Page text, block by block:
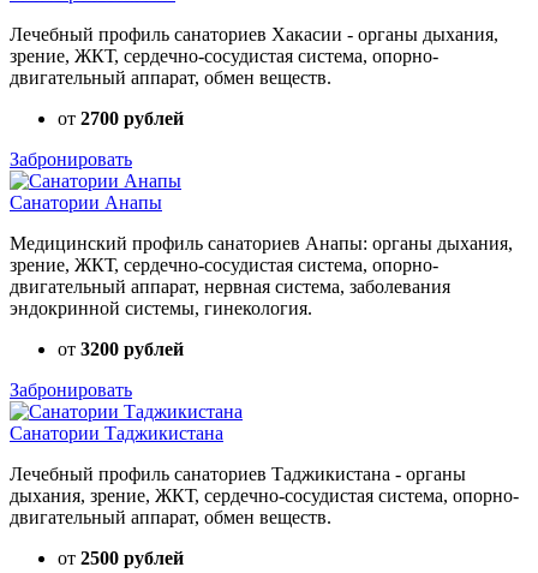
Лечебный профиль санаториев Хакасии - органы дыхания,
зрение, ЖКТ, сердечно-сосудистая система, опорно-
двигательный аппарат, обмен веществ.
от 2700 рублей
Забронировать
Санатории Анапы
Медицинский профиль санаториев Анапы: органы дыхания,
зрение, ЖКТ, сердечно-сосудистая система, опорно-
двигательный аппарат, нервная система, заболевания
эндокринной системы, гинекология.
от 3200 рублей
Забронировать
Санатории Таджикистана
Лечебный профиль санаториев Таджикистана - органы
дыхания, зрение, ЖКТ, сердечно-сосудистая система, опорно-
двигательный аппарат, обмен веществ.
от 2500 рублей